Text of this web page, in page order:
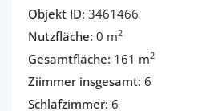
Objekt ID: 3461466
Nutzfläche: 0 m2
Gesamtfläche: 161 m2
Ziimmer insgesamt: 6
Schlafzimmer: 6